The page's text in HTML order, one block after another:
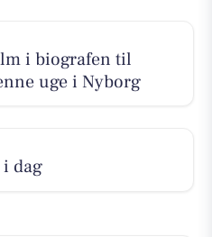
i biografen til
uge i Nyborg
dag